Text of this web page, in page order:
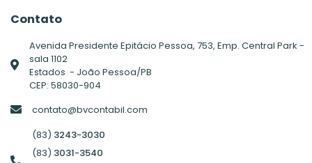
Contato
Avenida Presidente Epitácio Pessoa, 753, Emp. Central Park -
sala 1102
Estados - João Pessoa/PB
CEP: 58030-904
contato@bvcontabil.com
(83) 3243-3030
(83) 3031-3540